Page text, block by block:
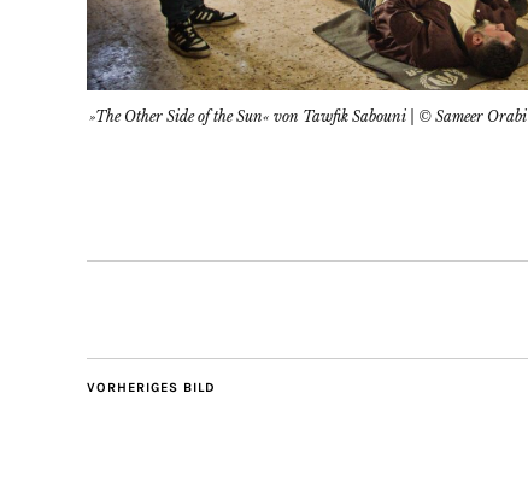
»The Other Side of the Sun« von Tawfik Sabouni | © Sameer Orabi
VORHERIGES BILD